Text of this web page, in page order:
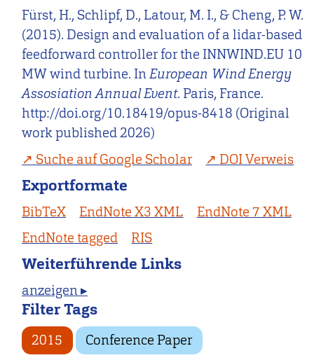
Fürst, H., Schlipf, D., Latour, M. I., & Cheng, P. W.
(2015). Design and evaluation of a lidar-based
feedforward controller for the INNWIND.EU 10
MW wind turbine. InEuropean Wind Energy
Assosiation Annual Event. Paris, France.
http://doi.org/10.18419/opus-8418 (Original
work published 2026)
Suche auf Google Scholar
DOI Verweis
Exportformate
BibTeX EndNote X3 XML
EndNote 7 XML
EndNote tagged
RIS
Weiterführende Links
anzeigen ▸
Filter Tags
2015 Conference Paper